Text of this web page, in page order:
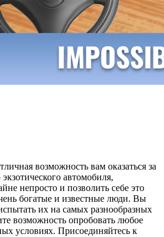
возможность вам оказаться за
автомобиля,
непросто и позволить себе это
богатые и известные люди. Вы
их на самых разнообразных
возможность опробовать любое
условиях. Присоединяйтесь к